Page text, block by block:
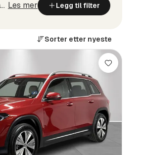
En Mercedes-Benz blir aldri gammel, bare mindre ny. En Selected Stars-bil er en sertifisert bruktbil som er under 4 år gammel med en hyggelig kilometerstand på maksimum 80 000 km. Dette er det opplagt... Les mer Legg til filter
Sorter etter nyeste
Lagre